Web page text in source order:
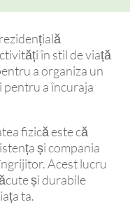
în stil de viață
a organiza un
pentru a încuraja
fizică este că
și compania
Acest lucru
și durabile
ta.